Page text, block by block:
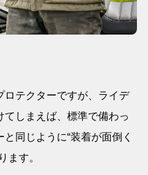
ロテクターですが、ライデ
てしまえば、標準で備わっ
同じように“装着が面倒く
ます。